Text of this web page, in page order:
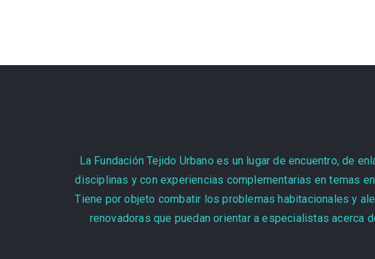
La Fundación Tejido Urbano es un lugar de encuentro, de
disciplinas y con experiencias complementarias en temas
Tiene por objeto combatir los problemas habitacionales y
renovadoras que puedan orientar a especialistas acerca